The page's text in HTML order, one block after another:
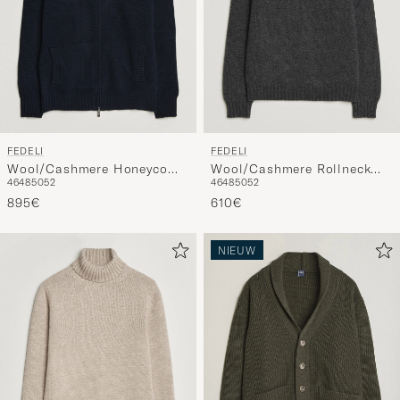
FEDELI
Wool/Cashmere Honeycomb
Full Zip Navy
46485052
895€
FEDELI
Wool/Cashmere Rollneck
Anthracite
46485052
610€
NIEUW